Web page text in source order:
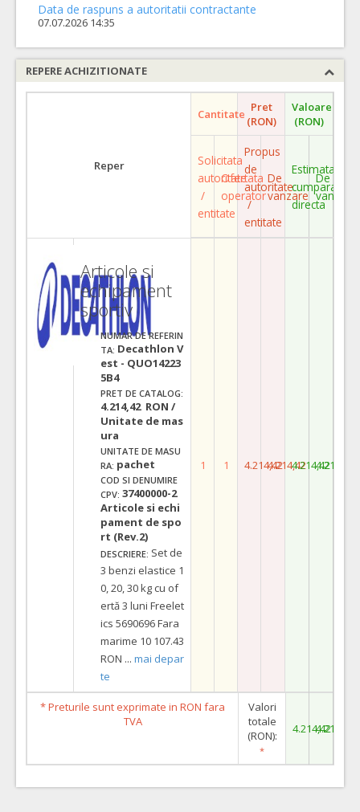
Data de raspuns a autoritatii contractante
07.07.2026 14:35
REPERE ACHIZITIONATE
Reper
Cantitate Pret
(RON)
Valoare
(RON)
Solicitata
autoritate
/
entitate
Ofertata
operator
Propus
de
autoritate
/
entitate
De
vanzare
Estimata
cumparare
directa
De
vanzare
Articole si
echipament
sportiv
NUMAR DE REFERIN
TA: Decathlon V
est - QUO14223
5B4
PRET DE CATALOG:
4.214,42 RON /
Unitate de mas
ura
UNITATE DE MASU
RA: pachet
COD SI DENUMIRE
CPV: 37400000-2
Articole si echi
pament de spo
rt (Rev.2)
DESCRIERE: Set de
3 benzi elastice 1
0, 20, 30 kg cu of
ertă 3 luni Freelet
ics 5690696 Fara
marime 10 107.43
RON ... mai depar
te
1 1 4.214,424.214,424.214,424.214,42
* Preturile sunt exprimate in RON fara
TVA
Valori
totale
(RON):
*
4.214,424.214,42